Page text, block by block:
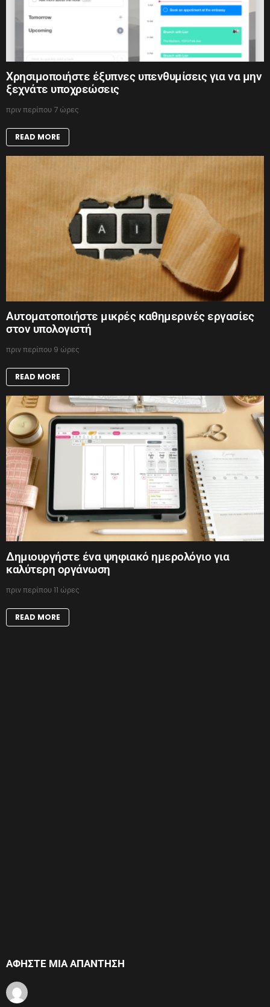
Χρησιμοποιήστε έξυπνες υπενθυμίσεις για να μην
ξεχνάτε υποχρεώσεις
πριν περίπου 7 ώρες
READ MORE
Αυτοματοποιήστε μικρές καθημερινές εργασίες
στον υπολογιστή
πριν περίπου 9 ώρες
READ MORE
Δημιουργήστε ένα ψηφιακό ημερολόγιο για
καλύτερη οργάνωση
πριν περίπου 11 ώρες
READ MORE
ΑΦΉΣΤΕ ΜΙΑ ΑΠΆΝΤΗΣΗ